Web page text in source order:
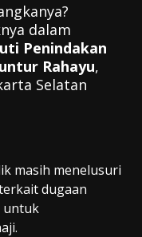
dalam
Penindakan
Rahayu,
Selatan
masih menelusuri
dugaan
untuk